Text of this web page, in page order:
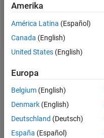
Follow
Please
login
endorse
this
Amerika
América Latina (Español)
Canada (English)
United States (English)
Europa
Belgium (English)
Denmark (English)
Deutschland (Deutsch)
España (Español)